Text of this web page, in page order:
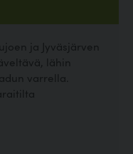
ja Jyväsjärven
lähin
varrella.